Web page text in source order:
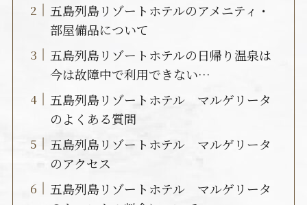
五島列島リゾートホテルのアメニティ・
部屋備品について
五島列島リゾートホテルの日帰り温泉は
今は故障中で利用できない…
五島列島リゾートホテル マルゲリータ
のよくある質問
五島列島リゾートホテル マルゲリータ
のアクセス
五島列島リゾートホテル マルゲリータ